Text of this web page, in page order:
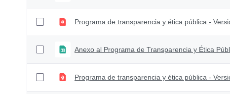
Programa de transparencia y ética pública -
Anexo al Programa de Transparencia y Ética
Programa de transparencia y ética pública -